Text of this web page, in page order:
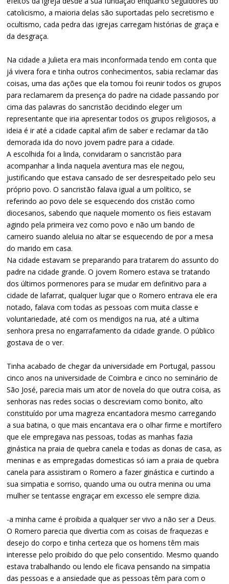
catolicismo, a maioria delas são suportadas pelo secretismo e
ocultismo, cada pedra das igrejas carregam histórias de graça e
da desgraça.
Na cidade a Julieta era mais inconformada tendo em conta que
já vivera fora e tinha outros conhecimentos, sabia reclamar das
coisas, uma das ações que ela tomou foi reunir todos os grupos
para reclamarem da presença do padre na cidade passando por
cima das palavras do sancristão decidindo eleger um
representante que iria apresentar todos os grupos religiosos, a
ideia é ir até a cidade capital afim de saber e reclamar da tão
demorada ida do novo jovem padre para a cidade.
A escolhida foi a linda, convidaram o sancristão para
acompanhar a linda naquela aventura mas ele negou,
justificando que estava cansado de ser desrespeitado pelo seu
próprio povo. O sancristão falava igual a um político, se
referindo ao povo dele se esquecendo dos cristão como
diocesanos, sabendo que naquele momento os fieis estavam
agindo pela primeira vez como povo e não um bando de
carneiro suando aleluia no altar se esquecendo de por a mesa
do marido em casa.
Na cidade estavam se preparando para tratarem do assunto do
padre na cidade grande. O jovem Romero estava se tratando
dos últimos pormenores para se mudar em definitivo para a
cidade de lafarrat, qualquer lugar que o Romero entrava ele era
notado, falava com todas as pessoas com muita classe e
voluntariedade, até com os mendigos na rua, até a ultima
senhora presa no engarrafamento da cidade grande. O público
gostava de o ver.
Tinha acabado de chegar da universidade em Portugal, passou
cinco anos na universidade de Coimbra e cinco no seminário de
São José, parecia mais um ator de novela do que outra coisa, as
senhoras nas redes socias o descreviam como bonito, alto
constituído por uma magreza encantadora mesmo carregando
a sua batina, o que mais encantava era o olhar firme e mortífero
que ele empregava nas pessoas, todas as manhas fazia
ginástica na praia de quebra canela e todas as donas de casa, as
meninas e as empregadas domesticas só iam a praia de quebra
canela para assistiram o Romero a fazer ginástica e curtindo a
sua simpatia e sorriso, quando uma ou outra menina ou uma
mulher se tentasse engraçar em excesso ele sempre dizia.
-a minha carne é proibida a qualquer ser vivo a não ser a Deus.
O Romero parecia que divertia com as coisas de fraquezas e
desejo do corpo e tinha certeza que os homens têm mais
interesse pelo proibido do que pelo consentido. Mesmo quando
estava trabalhando ou lendo ele ficava pensando na simpatia
das pessoas e a ansiedade que as pessoas têm para com o